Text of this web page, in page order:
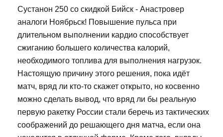
Сустанон 250 со скидкой Бийск - Анастровер
аналоги Ноябрьск! Повышение пульса при
длительном выполнении кардио способствует
сжиганию большего количества калорий,
необходимого топлива для выполнения нагрузок.
Настоящую причину этого решения, пока идёт
матч, вряд ли кто-то скажет открыто, но косвенно
можно сделать вывод, что вряд ли бы реальную
первую ракетку России стали беречь из тактических
соображений до решающего дня матча, если она